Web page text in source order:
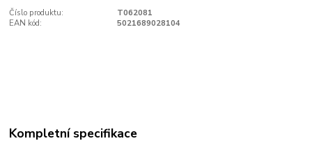
Číslo produktu:
T062081
EAN kód:
5021689028104
Kompletní specifikace